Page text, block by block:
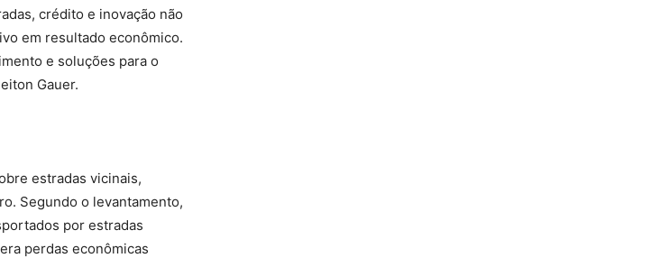
crédito e inovação não
em resultado econômico.
e soluções para o
Gauer.
estradas vicinais,
Segundo o levantamento,
por estradas
perdas econômicas